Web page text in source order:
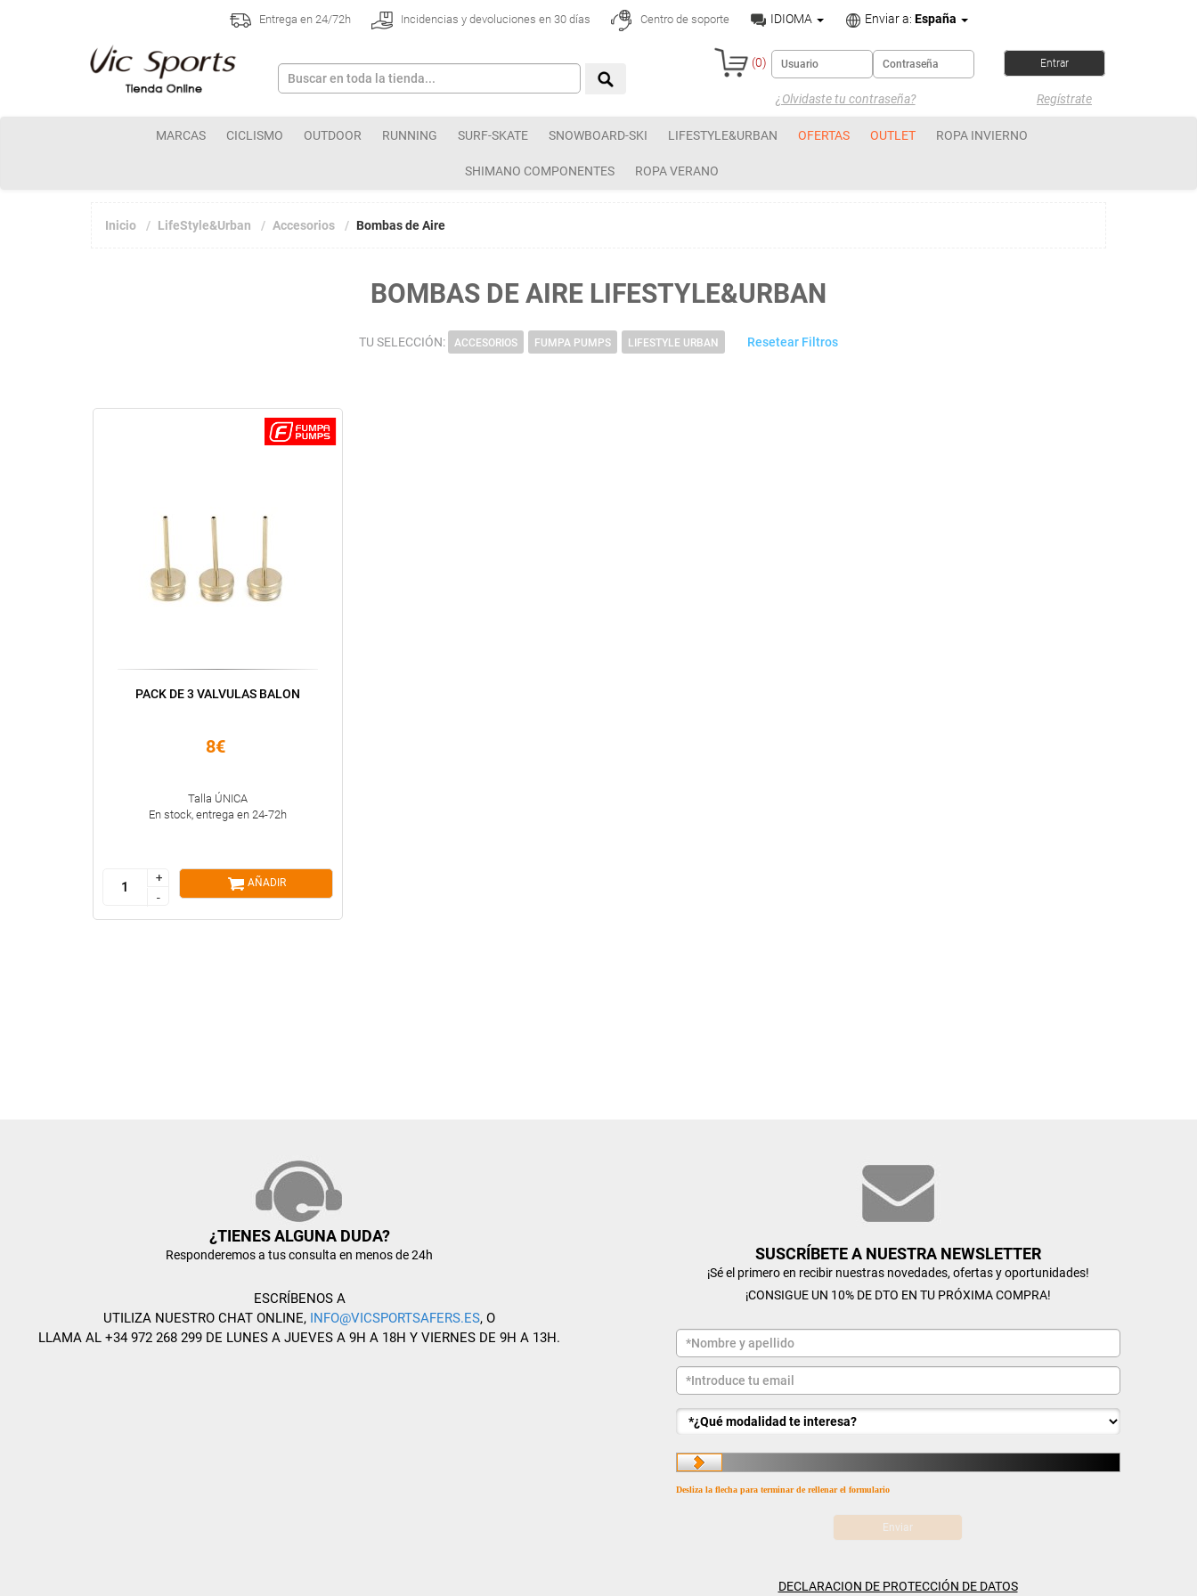
Entrega en 24/72h Incidencias y devoluciones en 30 días Centro de soporte IDIOMA Enviar a: España
(0)
¿Olvidaste tu contraseña? Regístrate
MARCAS CICLISMO OUTDOOR RUNNING SURF-SKATE SNOWBOARD-SKI LIFESTYLE&URBAN OFERTAS OUTLET ROPA INVIERNO
SHIMANO COMPONENTES ROPA VERANO
Inicio LifeStyle&Urban Accesorios Bombas de Aire
BOMBAS DE AIRE LIFESTYLE&URBAN
TU SELECCIÓN: ACCESORIOS FUMPA PUMPS LIFESTYLE URBAN Resetear Filtros
PACK DE 3 VALVULAS BALON
8€
Talla ÚNICA
En stock, entrega en 24-72h
+
-
+
-
AÑADIR
¿TIENES ALGUNA DUDA?
Responderemos a tus consulta en menos de 24h
ESCRÍBENOS A
UTILIZA NUESTRO CHAT ONLINE, INFO@VICSPORTSAFERS.ES, O
LLAMA AL +34 972 268 299 DE LUNES A JUEVES A 9H A 18H Y VIERNES DE 9H A 13H.
SUSCRÍBETE A NUESTRA NEWSLETTER
¡Sé el primero en recibir nuestras novedades, ofertas y oportunidades!
¡CONSIGUE UN 10% DE DTO EN TU PRÓXIMA COMPRA!
Desliza la flecha para terminar de rellenar el formulario
DECLARACION DE PROTECCIÓN DE DATOS